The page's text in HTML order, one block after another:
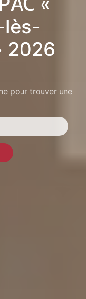
lès-
2026
pour trouver une